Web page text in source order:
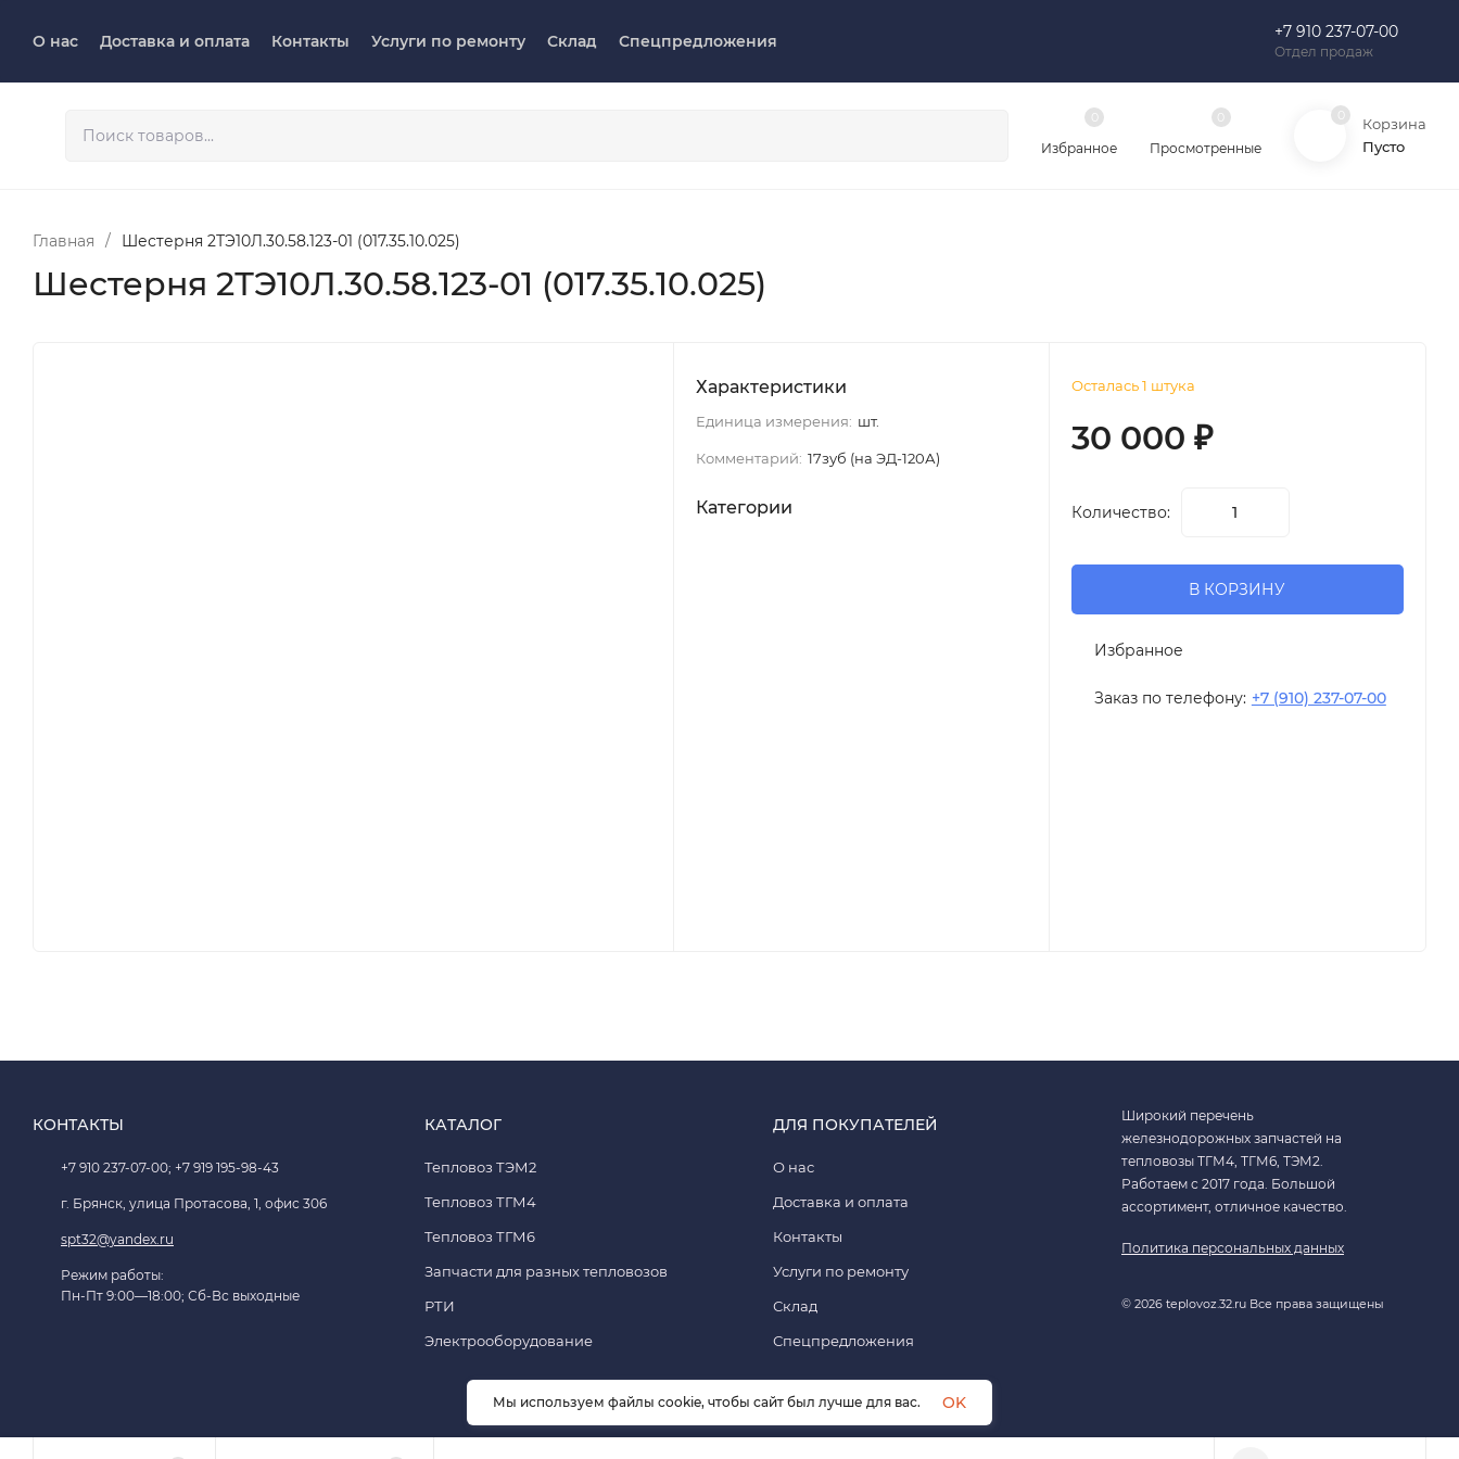
О нас Доставка и оплата Контакты Услуги по ремонту Склад Спецпредложения +7 910 237-07-00
Отдел продаж
Избранное Просмотренные
Корзина
Пусто
Главная / Шестерня 2ТЭ10Л.30.58.123-01 (017.35.10.025)
Шестерня 2ТЭ10Л.30.58.123-01 (017.35.10.025)
Характеристики
Единица измерения: шт.
Комментарий: 17зуб (на ЭД-120А)
Категории
Осталась 1 штука
30 000 ₽
Количество:
В КОРЗИНУ
Избранное
Заказ по телефону: +7 (910) 237-07-00
КОНТАКТЫ
+7 910 237-07-00; +7 919 195-98-43
г. Брянск, улица Протасова, 1, офис 306
spt32@yandex.ru
Режим работы:
Пн-Пт 9:00—18:00; Сб-Вс выходные
КАТАЛОГ
Тепловоз ТЭМ2
Тепловоз ТГМ4
Тепловоз ТГМ6
Запчасти для разных тепловозов
РТИ
Электрооборудование
ДЛЯ ПОКУПАТЕЛЕЙ
О нас
Доставка и оплата
Контакты
Услуги по ремонту
Склад
Спецпредложения
Широкий перечень
железнодорожных запчастей на
тепловозы ТГМ4, ТГМ6, ТЭМ2.
Работаем с 2017 года. Большой
ассортимент, отличное качество.
Политика персональных данных
© 2026 teplovoz.32.ru Все права защищены
Мы используем файлы cookie, чтобы сайт был лучше для вас. OK